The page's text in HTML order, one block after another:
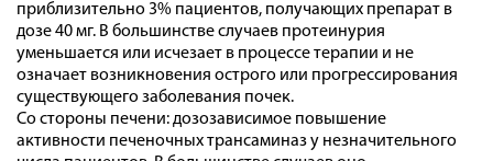
приблизительно 3% пациентов, получающих препарат в
дозе 40 мг. В большинстве случаев протеинурия
уменьшается или исчезает в процессе терапии и не
означает возникновения острого или прогрессирования
существующего заболевания почек.
Со стороны печени: дозозависимое повышение
активности печеночных трансаминаз у незначительного